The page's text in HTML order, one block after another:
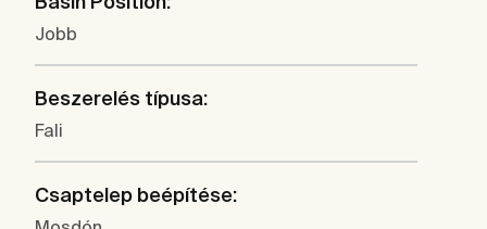
Jobb
Beszerelés típusa:
Fali
Csaptelep beépítése: